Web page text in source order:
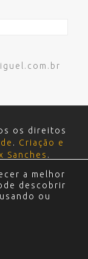
os direitos
. Criação e
Sanches .
a melhor
descobrir
ou